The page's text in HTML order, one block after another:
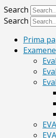
Search
Search
Prima
Examene